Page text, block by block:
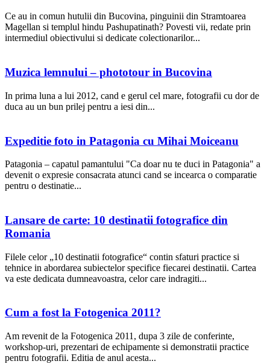
Ce au in comun hutulii din Bucovina, pinguinii din Stramtoarea
Magellan si templul hindu Pashupatinath? Povesti vii, redate prin
intermediul obiectivului si dedicate colectionarilor...
Muzica lemnului – phototour in Bucovina
In prima luna a lui 2012, cand e gerul cel mare, fotografii cu dor de
duca au un bun prilej pentru a iesi din...
Expeditie foto in Patagonia cu Mihai Moiceanu
Patagonia – capatul pamantului "Ca doar nu te duci in Patagonia" a
devenit o expresie consacrata atunci cand se incearca o comparatie
pentru o destinatie...
Lansare de carte: 10 destinatii fotografice din
Romania
Filele celor „10 destinatii fotografice“ contin sfaturi practice si
tehnice in abordarea subiectelor specifice fiecarei destinatii. Cartea
va este dedicata dumneavoastra, celor care indragiti...
Cum a fost la Fotogenica 2011?
Am revenit de la Fotogenica 2011, dupa 3 zile de conferinte,
workshop-uri, prezentari de echipamente si demonstratii practice
pentru fotografii. Editia de anul acesta...